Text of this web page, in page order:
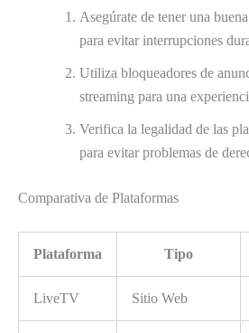
Asegúrate de tener una buena
para evitar interrupciones
Utiliza bloqueadores de
streaming para una
Verifica la legalidad de las
para evitar problemas de
Comparativa de Plataformas
Plataforma Tipo
LiveTV Sitio Web